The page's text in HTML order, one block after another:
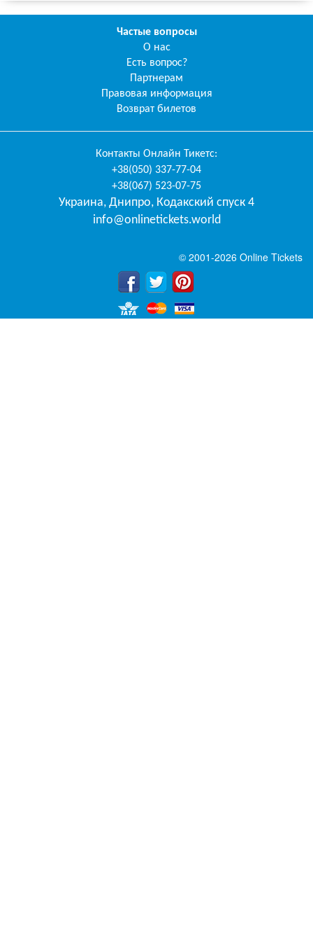
Частые вопросы
О нас
Есть вопрос?
Партнерам
Правовая информация
Возврат билетов
Контакты Онлайн Тикетс:
+38(050) 337-77-04
+38(067) 523-07-75
Украина, Днипро, Кодакский спуск 4
info@onlinetickets.world
© 2001-2026 Online Tickets